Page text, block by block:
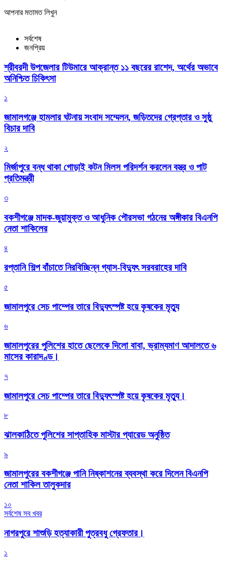
আপনার মতামত লিখুন
সর্বশেষ
জনপ্রিয়
শ্রীবরদী উপজেলার টিউমারে আক্রান্ত ১১ বছরের রাশেদ, অর্থের অভাবে
অনিশ্চিত চিকিৎসা
১
জামালগঞ্জে হামলার ঘটনায় সংবাদ সম্মেলন, জড়িতদের গ্রেপ্তার ও সুষ্ঠু
বিচার দাবি
২
মির্জাপুরে বন্ধ থাকা গোড়াই কটন মিলস পরিদর্শন করলেন বস্ত্র ও পাট
প্রতিমন্ত্রী
৩
বকশীগঞ্জে মাদক-জুয়ামুক্ত ও আধুনিক পৌরসভা গঠনের অঙ্গীকার বিএনপি
নেতা শাকিলের
৪
রপ্তানি শিল্প বাঁচাতে নিরবিচ্ছিন্ন গ্যাস-বিদ্যুৎ সরবরাহের দাবি
৫
জামালপুরে সেচ পাম্পের তারে বিদ্যুৎস্পষ্ট হয়ে কৃষকের মৃত্যু
৬
জামালপুরের পুলিশের হাতে ছেলেকে দিলো বাবা, ভ্রাম্যমাণ আদালতে ৬
মাসের কারাদণ্ড।
৭
জামালপুরে সেচ পাম্পের তারে বিদ্যুৎস্পষ্ট হয়ে কৃষকের মৃত্যু।
৮
‎ঝালকাঠিতে পুলিশের সাপ্তাহিক মাস্টার প্যারেড অনুষ্ঠিত
৯
জামালপুরের বকশীগঞ্জে পানি নিষ্কাশনের ব্যবস্থা করে দিলেন বিএনপি
নেতা শাকিল তালুকদার
১০
সর্বশেষ সব খবর
নাগরপুরে শাশুড়ি হত্যাকারী পুত্রবধু গ্রেফতার।
১